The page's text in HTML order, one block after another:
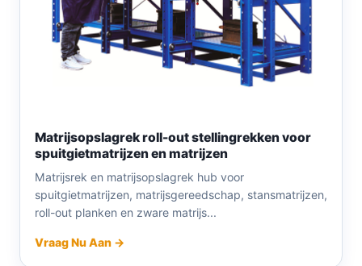
Matrijsopslagrek roll-out stellingrekken voor
spuitgietmatrijzen en matrijzen
Matrijsrek en matrijsopslagrek hub voor
spuitgietmatrijzen, matrijsgereedschap, stansmatrijzen,
roll-out planken en zware matrijs...
Vraag Nu Aan →